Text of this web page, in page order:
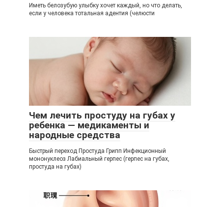
Иметь белозубую улыбку хочет каждый, но что делать,
если у человека тотальная адентия (челюсти
Чем лечить простуду на губах у
ребенка — медикаменты и
народные средства
Быстрый переход Простуда Грипп Инфекционный
мононуклеоз Лабиальный герпес (герпес на губах,
простуда на губах)